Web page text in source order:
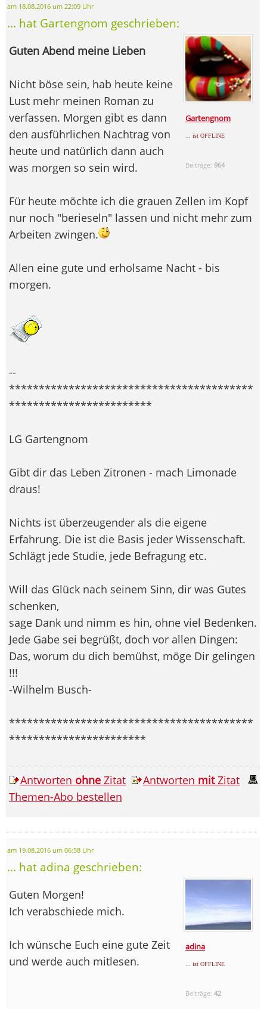
am 18.08.2016 um 22:09 Uhr
... hat Gartengnom geschrieben:
Gartengnom
... ist OFFLINE
Beiträge:964
Guten Abend meine Lieben
Nicht böse sein, hab heute keine
Lust mehr meinen Roman zu
verfassen. Morgen gibt es dann
den ausführlichen Nachtrag von
heute und natürlich dann auch
was morgen so sein wird.
Für heute möchte ich die grauen Zellen im Kopf
nur noch "berieseln" lassen und nicht mehr zum
Arbeiten zwingen.
Allen eine gute und erholsame Nacht - bis
morgen.
--
*****************************************
************************
LG Gartengnom
Gibt dir das Leben Zitronen - mach Limonade
draus!
Nichts ist überzeugender als die eigene
Erfahrung. Die ist die Basis jeder Wissenschaft.
Schlägt jede Studie, jede Befragung etc.
Will das Glück nach seinem Sinn, dir was Gutes
schenken,
sage Dank und nimm es hin, ohne viel Bedenken.
Jede Gabe sei begrüßt, doch vor allen Dingen:
Das, worum du dich bemühst, möge Dir gelingen
!!!
-Wilhelm Busch-
*****************************************
***********************
Antworten ohne Zitat Antworten mitZitat
Themen-Abo bestellen
am 19.08.2016 um 06:58 Uhr
... hat adina geschrieben:
adina
... ist OFFLINE
Beiträge:42
Guten Morgen!
Ich verabschiede mich.
Ich wünsche Euch eine gute Zeit
und werde auch mitlesen.